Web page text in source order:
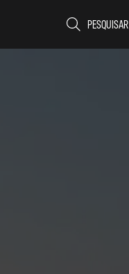
PESQUISAR